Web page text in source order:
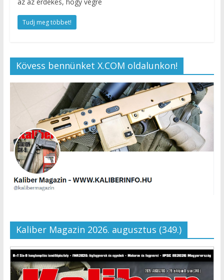
Tudj meg többet!
Kövess bennünket X.COM oldalunkon!
Kaliber Magazin 2026. augusztus (349.)